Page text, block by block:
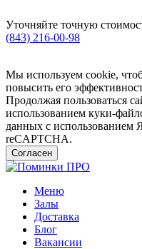
Уточняйте точную
(843) 216-00-98
Мы используем cookie,
повысить его
Продолжая пользоваться
использованием куки-
данных с использованием
reCAPTCHA.
Согласен
Меню
Залы
Доставка
Блог
Вакансии